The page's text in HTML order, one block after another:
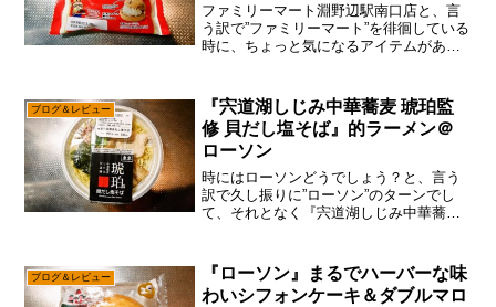
ファミリーマート淵野辺駅南口店と、言
う訳で”ファミリーマート”を徘徊している
時に、ちょっと気になるアイテムがあっ
～……この”ファミリーマート淵野辺駅南
口店”は、わりと色々...
ブログ＆レビュー
『宍道湖しじみ中華蕎麦 琥珀監
修 貝だし塩そば』的ラーメン＠
ローソン
時にはローソンどうでしょう？と、言う
訳で久し振りに”ローソン”のターンでし
て、それとなく『宍道湖しじみ中華蕎麦
イレブン”で安定だとは思うのですが、ロ
ーソンも技術的...
ブログ＆レビュー
『ローソン』まるでハーバーな味
わいシフォンケーキ＆ダブルマロ